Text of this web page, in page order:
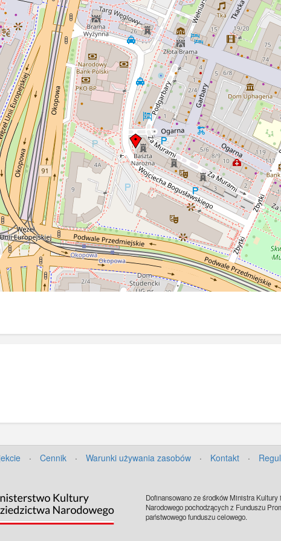
· Cennik · Warunki używania zasobów · Kontakt ·
Dofinansowano ze środków Ministra Kultury
Narodowego pochodzących z Funduszu
państwowego funduszu celowego.